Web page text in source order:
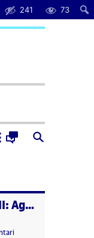
241 73
3. Animem a mà II: Agafem la càmera
el 3. Animem a mà II: